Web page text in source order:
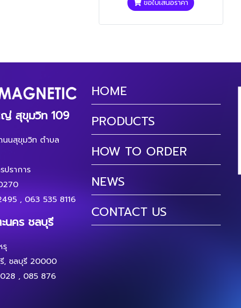
ขอใบเสนอราคา
ญ่ สุขุมวิท 109
นสุขุมวิท ตำบล
ปราการ
, 063 535 8116
นคร ชลบุรี
รุ
, ชลบุรี 20000
, 085 876
HOME
PRODUCTS
HOW TO ORDER
NEWS
CONTACT US